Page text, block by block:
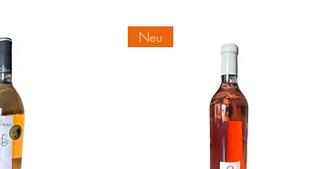
1
K
i
l
o
g
m
Neu